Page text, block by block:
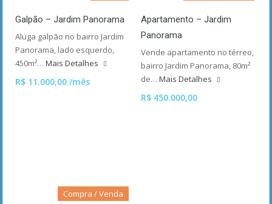
Galpão – Jardim Panorama
Aluga galpão no bairro Jardim
Panorama, lado esquerdo,
450m²… Mais Detalhes
R$ 11.000,00 /mês
Apartamento – Jardim
Panorama
Vende apartamento no térreo,
bairro Jardim Panorama, 80m²
de… Mais Detalhes
R$ 450.000,00
Compra / Venda